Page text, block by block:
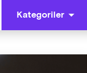
Kategoriler